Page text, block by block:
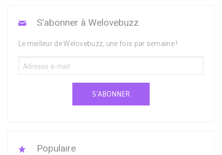
S'abonner à Welovebuzz
Le meilleur de Welovebuzz, une fois par semaine !
S'ABONNER
Populaire